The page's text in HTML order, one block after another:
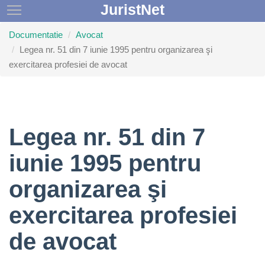
JuristNet
Toggle main menu visibility
Documentatie
Avocat
Legea nr. 51 din 7 iunie 1995 pentru organizarea şi
exercitarea profesiei de avocat
Legea nr. 51 din 7
iunie 1995 pentru
organizarea şi
exercitarea profesiei
de avocat